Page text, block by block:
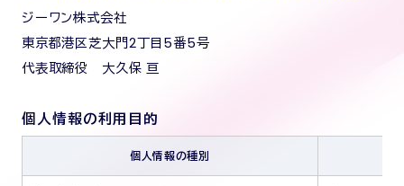
ジーワン株式会社
東京都港区芝大門2丁目5番5号
代表取締役 大久保 亘
個人情報の利用目的
個人情報の種別